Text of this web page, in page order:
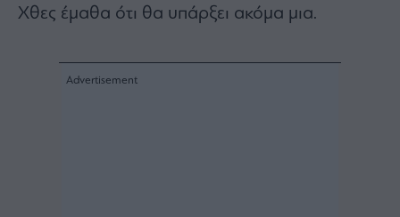
Χθες έμαθα ότι θα υπάρξει ακόμα μια.